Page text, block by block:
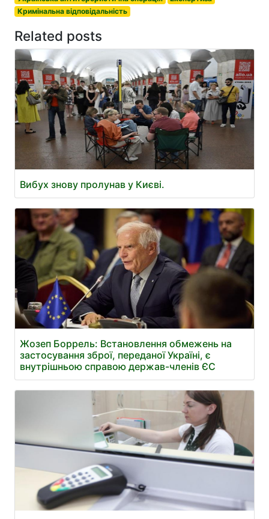
Кримінальна відповідальність
Related posts
Вибух знову пролунав у Києві.
Жозеп Боррель: Встановлення обмежень на
застосування зброї, переданої Україні, є
внутрішньою справою держав-членів ЄС